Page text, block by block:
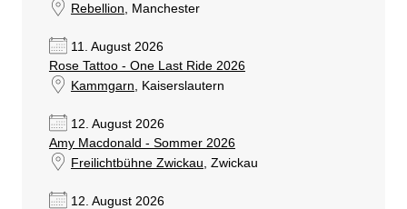
Rebellion , Manchester
11. August 2026
Rose Tattoo - One Last Ride 2026
Kammgarn , Kaiserslautern
12. August 2026
Amy Macdonald - Sommer 2026
Freilichtbühne Zwickau , Zwickau
12. August 2026